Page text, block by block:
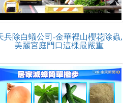
兵除白蟻公司-金華裡山櫻花除蟲,
美麗宮庭門口這棵最嚴重